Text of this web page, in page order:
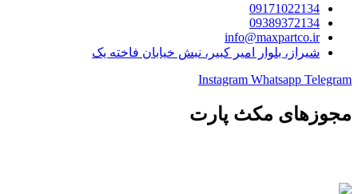
09171022134
09389372134
info@maxpartco.ir
شیراز، بلوار امیر کبیر، نبش خیابان فاخته یک
Instagram Whatsapp Telegram
مجوزهای مکث پارت